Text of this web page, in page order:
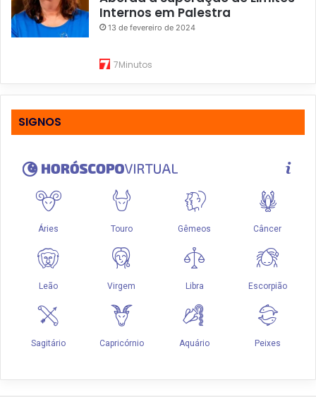
Internos em Palestra
13 de fevereiro de 2024
7Minutos
SIGNOS